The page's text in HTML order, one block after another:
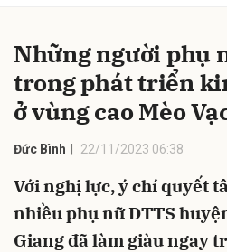
Những người phụ
trong phát triển
ở vùng cao Mèo
Đức Bình 22/11/2023 06:38
Với nghị lực, ý chí quyết
nhiều phụ nữ DTTS
Giang đã làm giàu ngay